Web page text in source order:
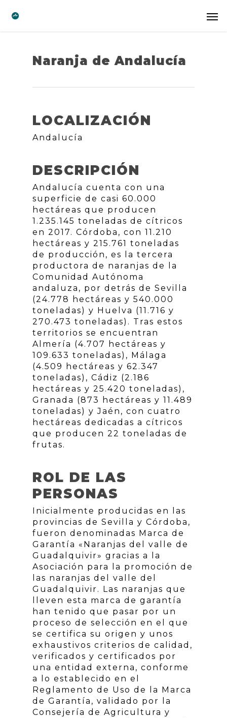
Naranja de Andalucía
LOCALIZACIÓN
Andalucía
DESCRIPCIÓN
Andalucía cuenta con una
superficie de casi 60.000
hectáreas que producen
1.235.145 toneladas de cítricos
en 2017. Córdoba, con 11.210
hectáreas y 215.761 toneladas
de producción, es la tercera
productora de naranjas de la
Comunidad Autónoma
andaluza, por detrás de Sevilla
(24.778 hectáreas y 540.000
toneladas) y Huelva (11.716 y
270.473 toneladas). Tras estos
territorios se encuentran
Almería (4.707 hectáreas y
109.633 toneladas), Málaga
(4.509 hectáreas y 62.347
toneladas), Cádiz (2.186
hectáreas y 25.420 toneladas),
Granada (873 hectáreas y 11.489
toneladas) y Jaén, con cuatro
hectáreas dedicadas a cítricos
que producen 22 toneladas de
frutas.
ROL DE LAS
PERSONAS
Inicialmente producidas en las
provincias de Sevilla y Córdoba,
fueron denominadas Marca de
Garantía «Naranjas del valle de
Guadalquivir» gracias a la
Asociación para la promoción de
las naranjas del valle del
Guadalquivir. Las naranjas que
lleven esta marca de garantía
han tenido que pasar por un
proceso de selección en el que
se certifica su origen y unos
exhaustivos criterios de calidad,
verificados y certificados por
una entidad externa, conforme
a lo establecido en el
Reglamento de Uso de la Marca
de Garantía, validado por la
Consejería de Agricultura y